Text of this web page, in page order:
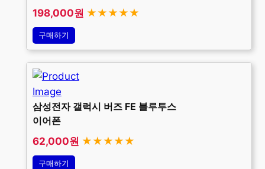
198,000원 ★★★★★
구매하기
삼성전자 갤럭시 버즈 FE 블루투스
이어폰
62,000원 ★★★★★
구매하기